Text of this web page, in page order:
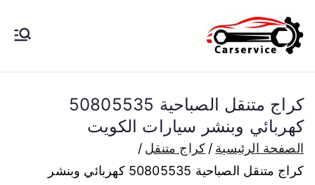
إلى
المحتوى
الكويت
بنشر متنقل الكويت كهرباء وبنشر تبديل
بارخص الاسعاركراج متنقل الصباحية 50805535
كهربائي وبنشر سيارات الكويت
الصفحة الرئيسية
كراج متنقل
كراج متنقل الصباحية 50805535 كهربائي وبنشر